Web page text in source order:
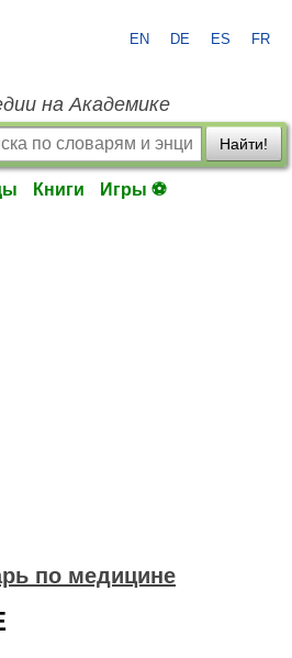
EN DE ES FR
на Академике
Найти!
Книги Игры ⚽
по медицине